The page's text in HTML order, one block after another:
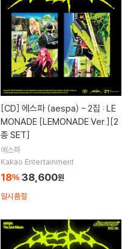
[CD] 에스파 (aespa) - 2집 : LE
MONADE [LEMONADE Ver.][2
종 SET]
에스파
Kakao Entertainment
18% 38,600원
일시품절